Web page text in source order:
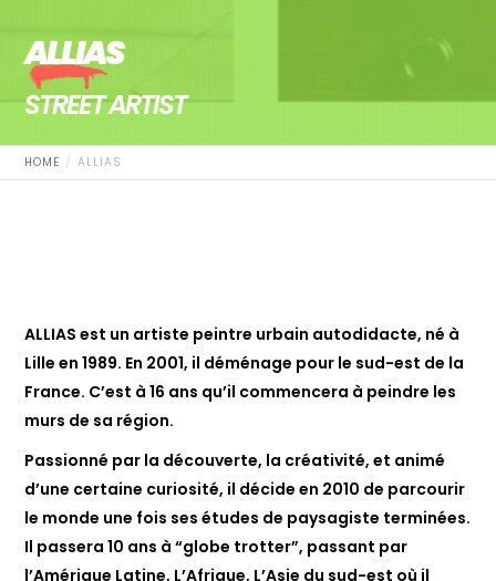
ALLIAS
STREET ARTIST
HOME ALLIAS
ALLIAS est un artiste peintre urbain autodidacte, né à
Lille en 1989. En 2001, il déménage pour le sud-est de la
France. C’est à 16 ans qu’il commencera à peindre les
murs de sa région.
Passionné par la découverte, la créativité, et animé
d’une certaine curiosité, il décide en 2010 de parcourir
le monde une fois ses études de paysagiste terminées.
Il passera 10 ans à “globe trotter”, passant par
l’Amérique Latine, L’Afrique, L’Asie du sud-est où il